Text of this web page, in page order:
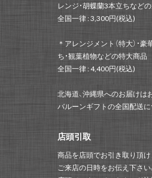
レンジ・胡蝶蘭3本立ちなど
全国一律 : 3,300円(税込)
＊アレンジメント（特大）・
ち・観葉植物などの特大商品
全国一律 : 4,400円(税込)
北海道、沖縄県へのお届けは
バルーンギフトの全国配送に
店頭引取
商品を店頭でお引き取り頂け
ご来店の日時をお伝え下さい